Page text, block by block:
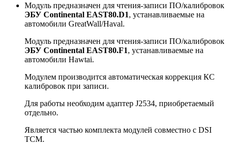
Модуль предназначен для чтения-записи ПО/калибровок
ЭБУ Continental EAST80.D1, устанавливаемые на
автомобили GreatWall/Haval.
Модуль предназначен для чтения-записи ПО/калибровок
ЭБУ Continental EAST80.F1, устанавливаемые на
автомобили Hawtai.
Модулем производится автоматическая коррекция КС
калибровок при записи.
Для работы необходим адаптер J2534, приобретаемый
отдельно.
Является частью комплекта модулей совместно с DSI
TCM.